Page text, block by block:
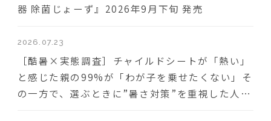
器 除菌じょーず』2026年9月下旬 発売
2026.07.23
［酷暑×実態調査］チャイルドシートが「熱い」
と感じた親の99%が「わが子を乗せたくない」そ
の一方で、選ぶときに”暑さ対策”を重視した人は